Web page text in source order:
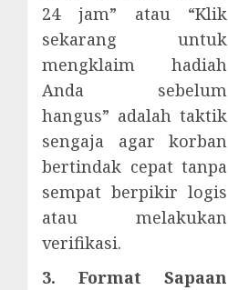
24 jam” atau “Klik
sekarang untuk
mengklaim hadiah
Anda sebelum
hangus” adalah taktik
sengaja agar korban
bertindak cepat tanpa
sempat berpikir logis
atau melakukan
verifikasi.
3. Format Sapaan